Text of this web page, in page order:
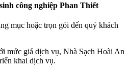
công nghiệp Phan Thiết
mục hoặc trọn gói đến quý khách
mức giá dịch vụ, Nhà Sạch Hoài An
khai dịch vụ.